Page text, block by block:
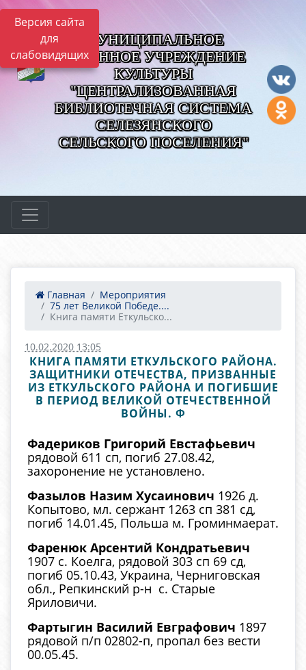
Версия сайта
для
слабовидящих
МУНИЦИПАЛЬНОЕ
КАЗЕННОЕ УЧРЕЖДЕНИЕ
КУЛЬТУРЫ
"ЦЕНТРАЛИЗОВАННАЯ
БИБЛИОТЕЧНАЯ СИСТЕМА
СЕЛЕЗЯНСКОГО
СЕЛЬСКОГО ПОСЕЛЕНИЯ"
Главная
Мероприятия
75 лет Великой Победе....
Книга памяти Еткульско...
10.02.2020 13:05
КНИГА ПАМЯТИ ЕТКУЛЬСКОГО РАЙОНА.
ЗАЩИТНИКИ ОТЕЧЕСТВА, ПРИЗВАННЫЕ
ИЗ ЕТКУЛЬСКОГО РАЙОНА И ПОГИБШИЕ
В ПЕРИОД ВЕЛИКОЙ ОТЕЧЕСТВЕННОЙ
ВОЙНЫ. Ф
Фадериков Григорий Евстафьевич
рядовой 611 сп, погиб 27.08.42,
захоронение не установлено.
Фазылов Назим Хусаинович 1926 д.
Копытово, мл. сержант 1263 сп 381 сд,
погиб 14.01.45, Польша м. Громинмаерат.
Фаренюк Арсентий Кондратьевич
1907 с. Коелга, рядовой 303 сп 69 сд,
погиб 05.10.43, Украина, Черниговская
обл., Репкинский р-н с. Старые
Яриловичи.
Фартыгин Василий Евграфович 1897
рядовой п/п 02802-п, пропал без вести
00.05.45.